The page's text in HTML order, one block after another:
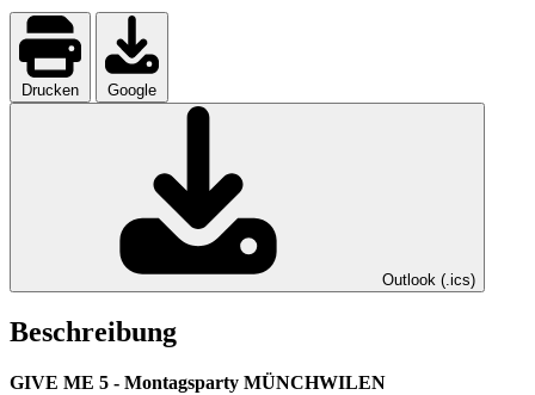
Drucken Google
Outlook (.ics)
Beschreibung
GIVE ME 5 - Montagsparty MÜNCHWILEN